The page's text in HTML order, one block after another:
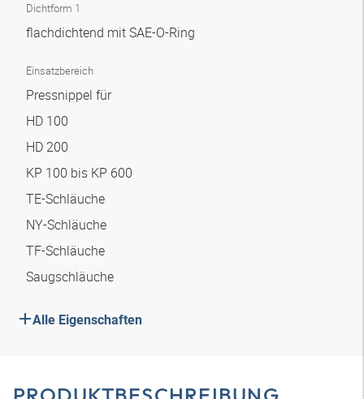
Dichtform 1
flachdichtend mit SAE-O-Ring
Einsatzbereich
Pressnippel für
HD 100
HD 200
KP 100 bis KP 600
TE-Schläuche
NY-Schläuche
TF-Schläuche
Saugschläuche
Alle Eigenschaften